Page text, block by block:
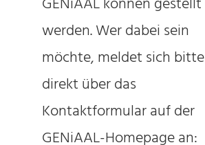
werden. Wer dabei sein
möchte, meldet sich bitte
direkt über das
Kontaktformular auf der
GENiAAL-Homepage an: